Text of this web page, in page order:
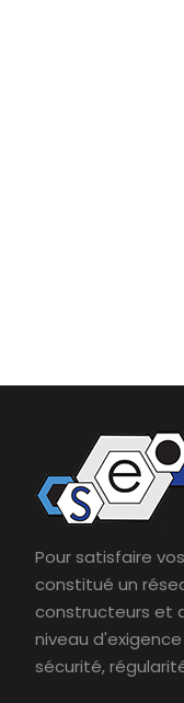
Pour satisfaire
constitué un
constructeurs et
niveau
sécurité,